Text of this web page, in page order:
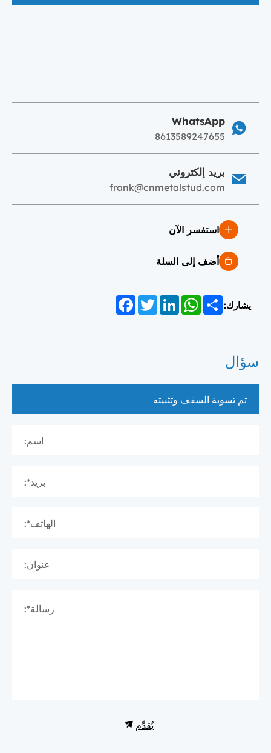
WhatsApp
8613589247655
بريد إلكتروني
frank@cnmetalstud.com
استفسر الآن
أضف إلى السلة
يشارك: FacebookTwitterLinkedInWhatsAppShare
سؤال
اسم:
بريد*:
الهاتف*:
عنوان:
رسالة*:
يُقدِّم